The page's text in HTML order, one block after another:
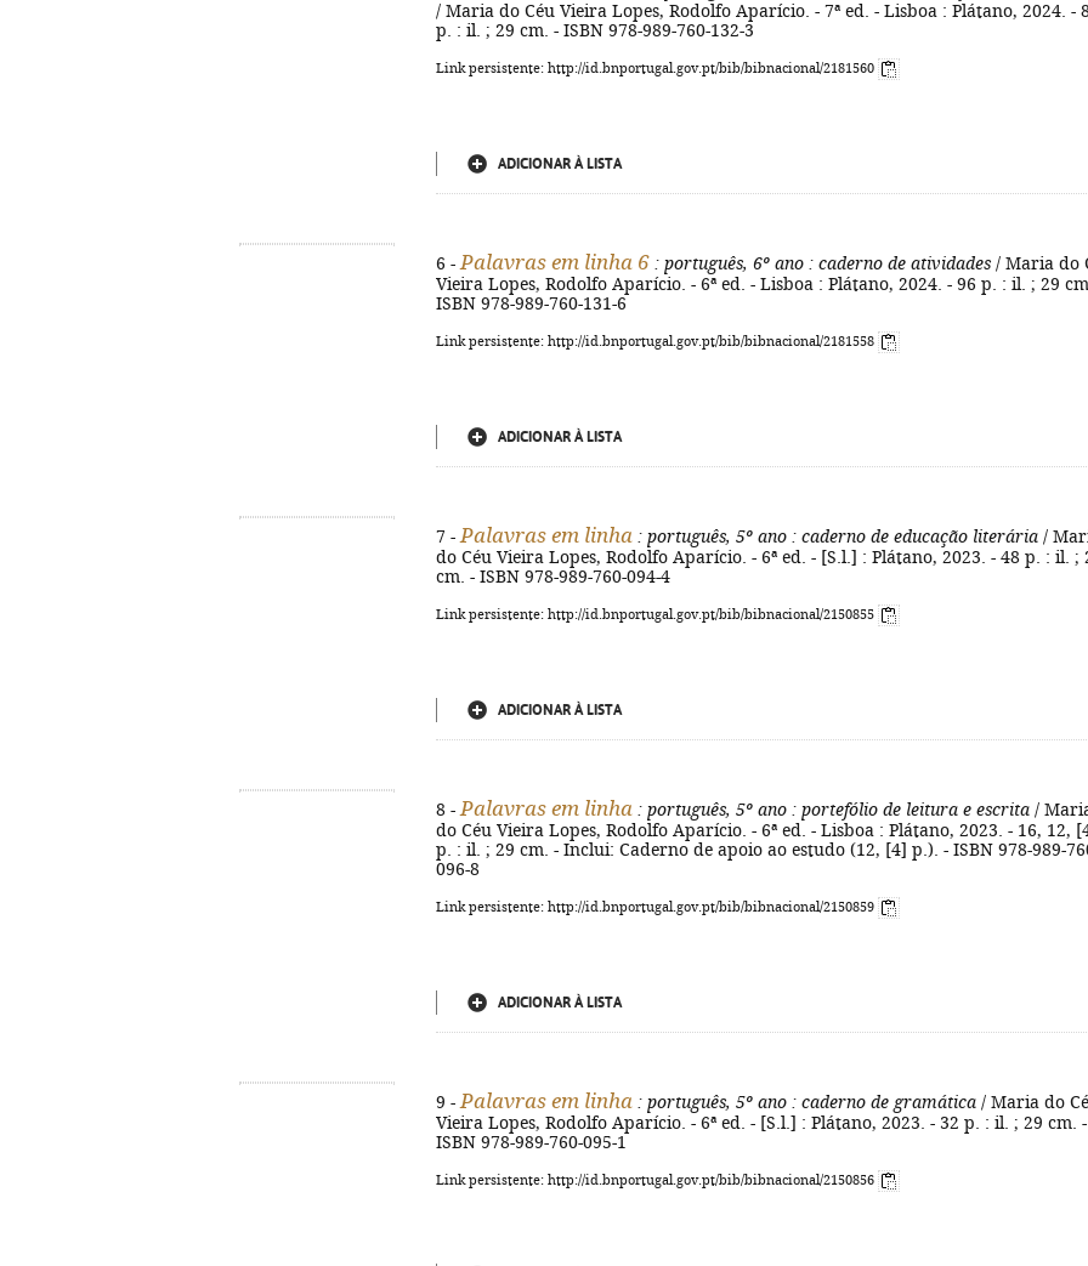
/ Maria do Céu Vieira Lopes, Rodolfo Aparício. - 7ª ed. - Lisboa : Plátano, 2024. -
p. : il. ; 29 cm. - ISBN 978-989-760-132-3
Link persistente: http://id.bnportugal.gov.pt/bib/bibnacional/2181560
ADICIONAR À LISTA
6 - Palavras em linha 6 : português, 6º ano : caderno de atividades / Maria do
Vieira Lopes, Rodolfo Aparício. - 6ª ed. - Lisboa : Plátano, 2024. - 96 p. : il. ; 29
ISBN 978-989-760-131-6
Link persistente: http://id.bnportugal.gov.pt/bib/bibnacional/2181558
ADICIONAR À LISTA
7 - Palavras em linha : português, 5º ano : caderno de educação literária /
do Céu Vieira Lopes, Rodolfo Aparício. - 6ª ed. - [S.l.] : Plátano, 2023. - 48 p. : il. ;
cm. - ISBN 978-989-760-094-4
Link persistente: http://id.bnportugal.gov.pt/bib/bibnacional/2150855
ADICIONAR À LISTA
8 - Palavras em linha : português, 5º ano : portefólio de leitura e escrita /
do Céu Vieira Lopes, Rodolfo Aparício. - 6ª ed. - Lisboa : Plátano, 2023. - 16, 12,
p. : il. ; 29 cm. - Inclui: Caderno de apoio ao estudo (12, [4] p.). - ISBN 978-989-
096-8
Link persistente: http://id.bnportugal.gov.pt/bib/bibnacional/2150859
ADICIONAR À LISTA
9 - Palavras em linha : português, 5º ano : caderno de gramática / Maria do
Vieira Lopes, Rodolfo Aparício. - 6ª ed. - [S.l.] : Plátano, 2023. - 32 p. : il. ; 29 cm. -
ISBN 978-989-760-095-1
Link persistente: http://id.bnportugal.gov.pt/bib/bibnacional/2150856